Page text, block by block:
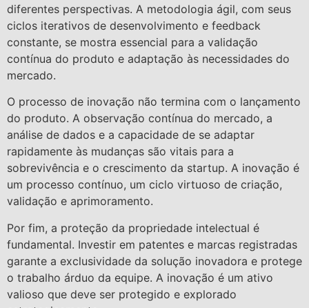
diferentes perspectivas. A metodologia ágil, com seus
ciclos iterativos de desenvolvimento e feedback
constante, se mostra essencial para a validação
contínua do produto e adaptação às necessidades do
mercado.
O processo de inovação não termina com o lançamento
do produto. A observação contínua do mercado, a
análise de dados e a capacidade de se adaptar
rapidamente às mudanças são vitais para a
sobrevivência e o crescimento da startup. A inovação é
um processo contínuo, um ciclo virtuoso de criação,
validação e aprimoramento.
Por fim, a proteção da propriedade intelectual é
fundamental. Investir em patentes e marcas registradas
garante a exclusividade da solução inovadora e protege
o trabalho árduo da equipe. A inovação é um ativo
valioso que deve ser protegido e explorado